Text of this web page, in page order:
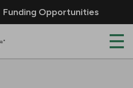
Funding Opportunities